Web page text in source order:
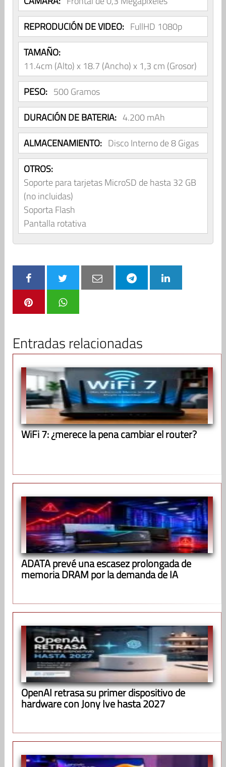
REPRODUCIÓN DE VIDEO: FullHD 1080p
TAMAÑO:
11.4cm (Alto) x 18.7 (Ancho) x 1,3 cm (Grosor)
PESO: 500 Gramos
DURACIÓN DE BATERIA: 4.200 mAh
ALMACENAMIENTO: Disco Interno de 8 Gigas
OTROS:
Soporte para tarjetas MicroSD de hasta 32 GB
(no incluidas)
Soporta Flash
Pantalla rotativa
Entradas relacionadas
WiFi 7: ¿merece la pena cambiar el router?
ADATA prevé una escasez prolongada de
memoria DRAM por la demanda de IA
OpenAI retrasa su primer dispositivo de
hardware con Jony Ive hasta 2027